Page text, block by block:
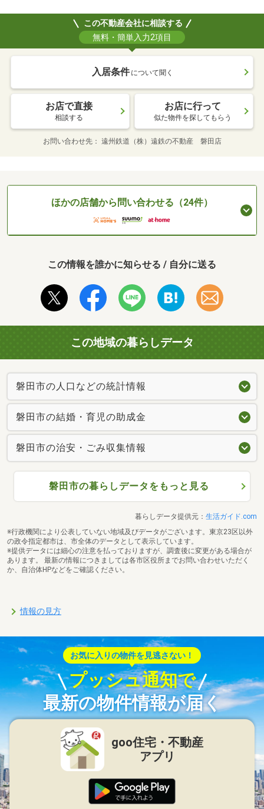
この不動産会社に相談する
無料・簡単入力2項目
入居条件 について聞く
お店で直接
相談する
お店に行って
似た物件を探してもらう
お問い合わせ先 遠州鉄道（株）遠鉄の不動産 磐田店
ほかの店舗から問い合わせる（24件）
この情報を誰かに知らせる / 自分に送る
この地域の暮らしデータ
磐田市の人口などの統計情報
磐田市の結婚・育児の助成金
磐田市の治安・ごみ収集情報
磐田市の暮らしデータをもっと見る
暮らしデータ提供元： 生活ガイド.com
※行政機関により公表していない地域及びデータがございます。東京23区以外
の政令指定都市は、市全体のデータとして表示しています。
※提供データには細心の注意を払っておりますが、調査後に変更がある場合が
あります。 最新の情報につきましては各市区役所までお問い合わせいただく
か、自治体HPなどをご確認ください。
情報の見方
お気に入りの物件を見逃さない！
プッシュ通知で
最新の物件情報が届く
goo住宅・不動産
アプリ